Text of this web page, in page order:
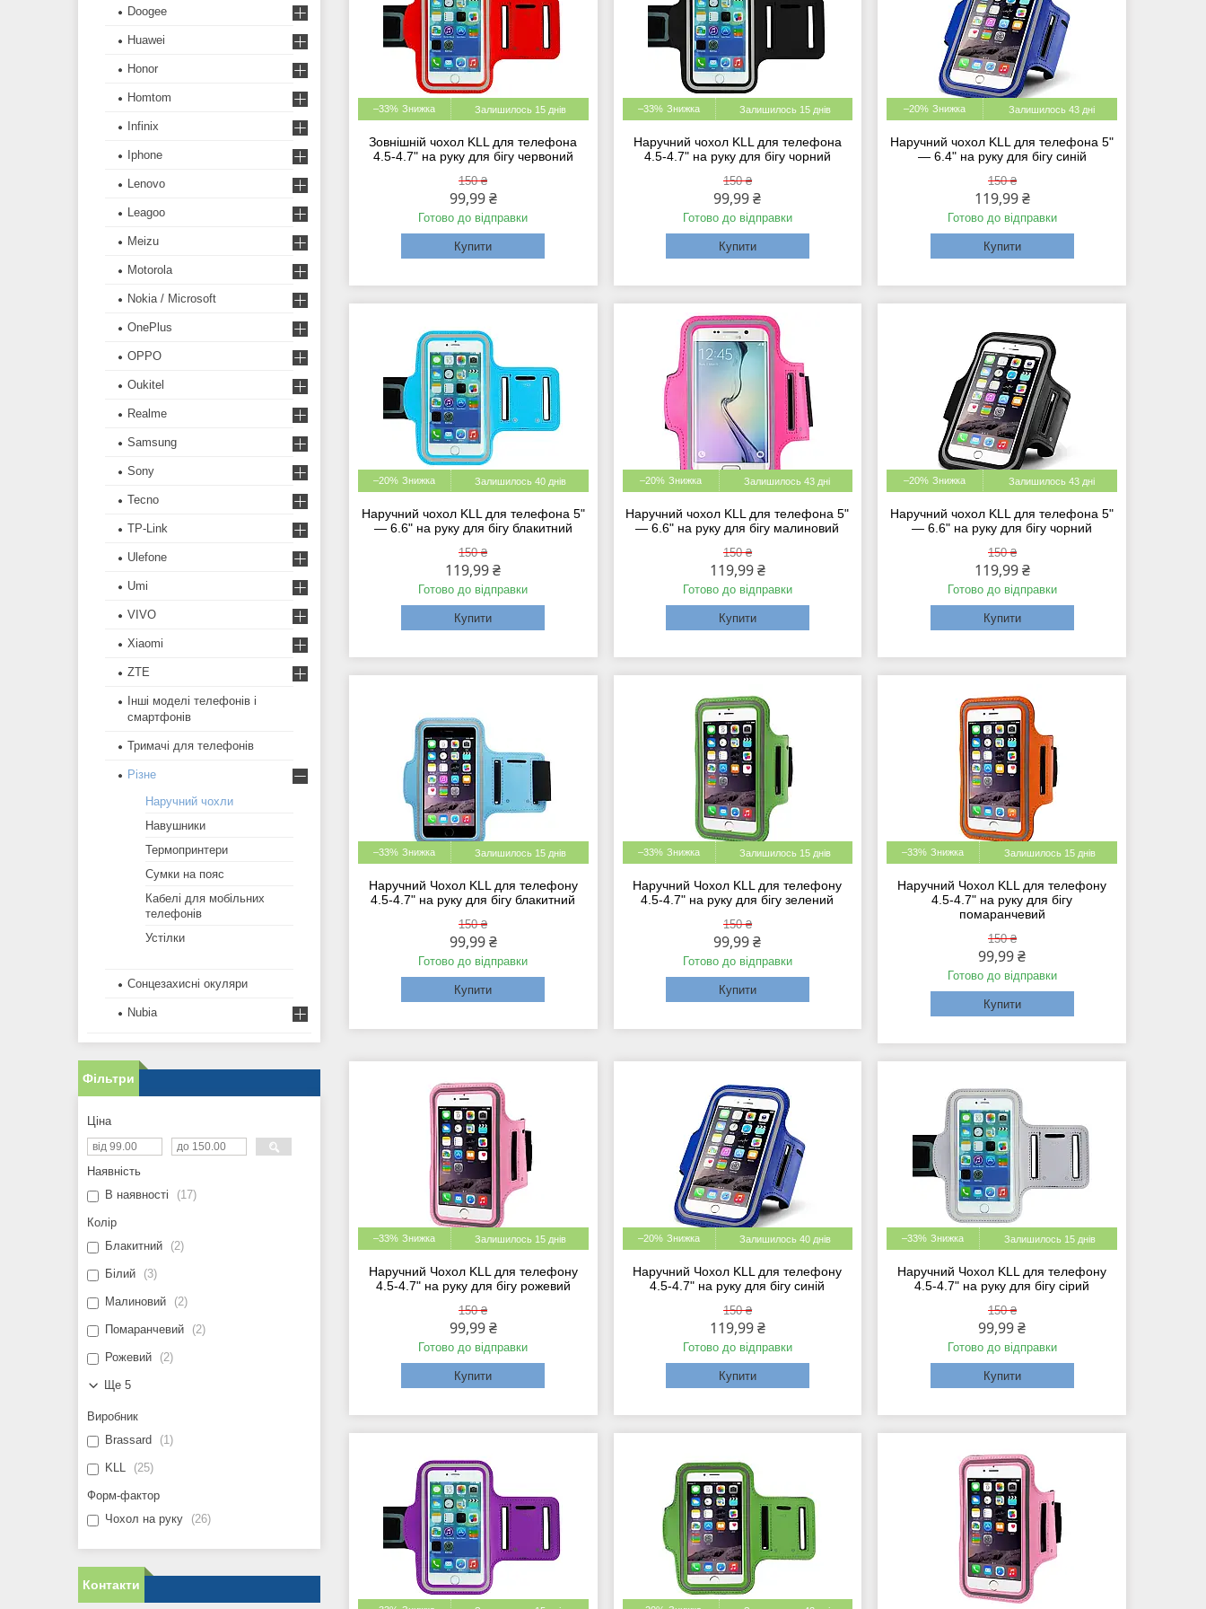
–33% Залишилось 15 днів
Зовнішній чохол KLL для телефона
4.5-4.7" на руку для бігу червоний
150 ₴
99,99 ₴
Готово до відправки
Купити
–33% Залишилось 15 днів
Наручний чохол KLL для телефона
4.5-4.7" на руку для бігу чорний
150 ₴
99,99 ₴
Готово до відправки
Купити
–20% Залишилось 43 дні
Наручний чохол KLL для телефона 5"
— 6.4" на руку для бігу синій
150 ₴
119,99 ₴
Готово до відправки
Купити
–20% Залишилось 40 днів
Наручний чохол KLL для телефона 5"
— 6.6" на руку для бігу блакитний
150 ₴
119,99 ₴
Готово до відправки
Купити
–20% Залишилось 43 дні
Наручний чохол KLL для телефона 5"
— 6.6" на руку для бігу малиновий
150 ₴
119,99 ₴
Готово до відправки
Купити
–20% Залишилось 43 дні
Наручний чохол KLL для телефона 5"
— 6.6" на руку для бігу чорний
150 ₴
119,99 ₴
Готово до відправки
Купити
–33% Залишилось 15 днів
Наручний Чохол KLL для телефону
4.5-4.7" на руку для бігу блакитний
150 ₴
99,99 ₴
Готово до відправки
Купити
–33% Залишилось 15 днів
Наручний Чохол KLL для телефону
4.5-4.7" на руку для бігу зелений
150 ₴
99,99 ₴
Готово до відправки
Купити
–33% Залишилось 15 днів
Наручний Чохол KLL для телефону
4.5-4.7" на руку для бігу
помаранчевий
150 ₴
99,99 ₴
Готово до відправки
Купити
–33% Залишилось 15 днів
Наручний Чохол KLL для телефону
4.5-4.7" на руку для бігу рожевий
150 ₴
99,99 ₴
Готово до відправки
Купити
–20% Залишилось 40 днів
Наручний Чохол KLL для телефону
4.5-4.7" на руку для бігу синій
150 ₴
119,99 ₴
Готово до відправки
Купити
–33% Залишилось 15 днів
Наручний Чохол KLL для телефону
4.5-4.7" на руку для бігу сірий
150 ₴
99,99 ₴
Готово до відправки
Купити
Doogee
Huawei
Honor
Homtom
Infinix
Iphone
Lenovo
Leagoo
Meizu
Motorola
Nokia / Microsoft
OnePlus
OPPO
Oukitel
Realme
Samsung
Sony
Tecno
TP-Link
Ulefone
Umi
VIVO
Xiaomi
ZTE
Інші моделі телефонів і
смартфонів
Тримачі для телефонів
Різне
Наручний чохли
Навушники
Термопринтери
Сумки на пояс
Кабелі для мобільних
телефонів
Устілки
Сонцезахисні окуляри
Nubia
Фільтри
Ціна
Наявність
В наявності
17
Колір
Блакитний
2
Білий 3
Малиновий 2
Помаранчевий 2
Рожевий 2
Ще 5
Виробник
Brassard
1
KLL 25
Форм-фактор
Чохол на руку
26
Контакти